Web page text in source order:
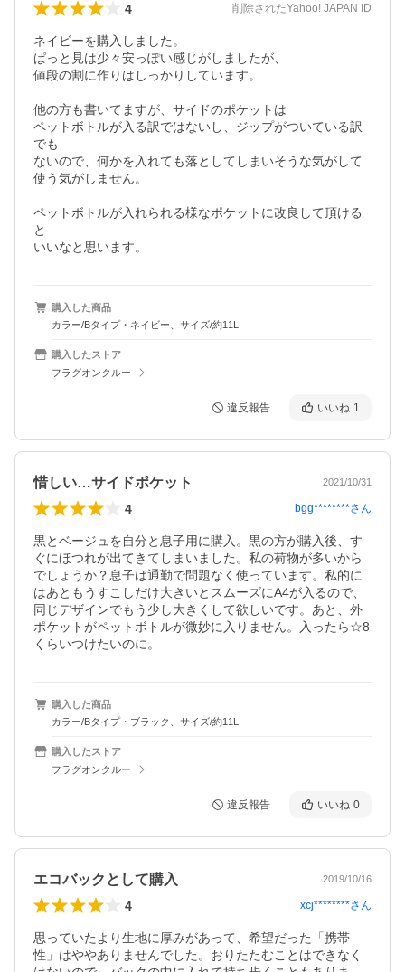
4 削除されたYahoo! JAPAN ID
ネイビーを購入しました。
ぱっと見は少々安っぽい感じがしましたが、
値段の割に作りはしっかりしています。
他の方も書いてますが、サイドのポケットは
ペットボトルが入る訳ではないし、ジップがついている訳
でも
ないので、何かを入れても落としてしまいそうな気がして
使う気がしません。
ペットボトルが入れられる様なポケットに改良して頂ける
と
いいなと思います。
購入した商品
カラー/Bタイプ・ネイビー、サイズ/約11L
購入したストア
フラグオンクルー
違反報告 いいね 1
惜しい…サイドポケット 2021/10/31
4 bgg********さん
黒とベージュを自分と息子用に購入。黒の方が購入後、す
ぐにほつれが出てきてしまいました。私の荷物が多いから
でしょうか？息子は通勤で問題なく使っています。私的に
はあともうすこしだけ大きいとスムーズにA4が入るので、
同じデザインでもう少し大きくして欲しいです。あと、外
ポケットがペットボトルが微妙に入りません。入ったら☆8
くらいつけたいのに。
購入した商品
カラー/Bタイプ・ブラック、サイズ/約11L
購入したストア
フラグオンクルー
違反報告 いいね 0
エコバックとして購入 2019/10/16
4 xcj********さん
思っていたより生地に厚みがあって、希望だった「携帯
性」はややありませんでした。おりたたむことはできなく